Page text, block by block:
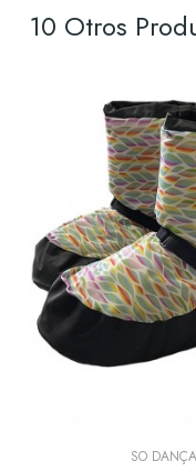
10 Otros
SO DANÇA